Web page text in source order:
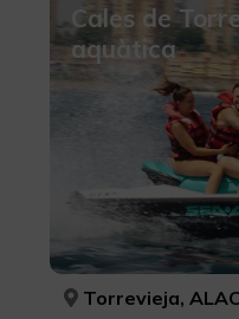
Cales de
aquàtica
Torrevieja,